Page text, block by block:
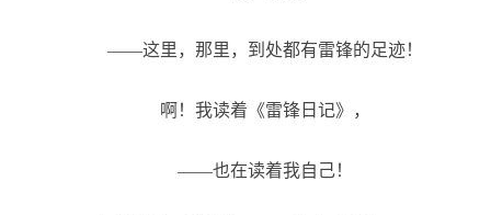
——这里，那里，到处都有雷锋的足迹！
啊！我读着《雷锋日记》，
——也在读着我自己！